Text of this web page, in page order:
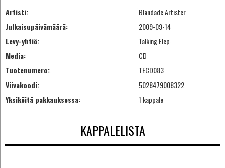
Artisti:
Blandade Artister
Julkaisupäivämäärä:
2009-09-14
Levy-yhtiö:
Talking Elep
Media:
CD
Tuotenumero:
TECD083
Viivakoodi:
5028479008322
Yksiköitä pakkauksessa:
1 kappale
KAPPALELISTA